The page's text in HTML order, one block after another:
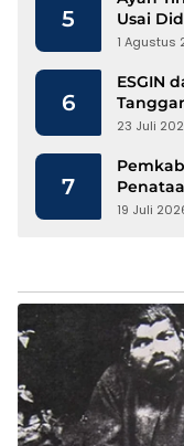
5
Usai
1 Agustus
6
ESGIN
23 Juli
7
19 Juli